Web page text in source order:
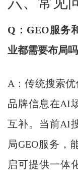
Q：GEO服务
业都需要布局
A：传统搜索
品牌信息在AI
互补。当前AI
局GEO服务，
启可提供一体